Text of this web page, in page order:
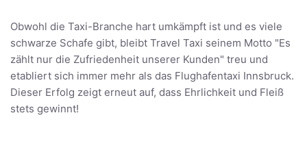
Obwohl die Taxi-Branche hart umkämpft ist und es viele
schwarze Schafe gibt, bleibt Travel Taxi seinem Motto "Es
zählt nur die Zufriedenheit unserer Kunden" treu und
etabliert sich immer mehr als das Flughafentaxi Innsbruck.
Dieser Erfolg zeigt erneut auf, dass Ehrlichkeit und Fleiß
stets gewinnt!